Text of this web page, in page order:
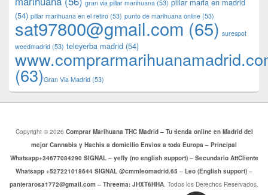
gran via pillar marihuana (53)
(54) pillar marihuana en el retiro (53) punto de marihuana online (53)
sat97800@gmail.com (65) surespot
weedmadrid (53) teleyerba madrid (54)
(63)​​Gran Via Madrid (53)
Copyright © 2026 Comprar Marihuana THC Madrid – Tu tienda online en Madrid del
mejor Cannabis y Hachis a domicilio Envios a toda Europa – Principal
Whatsapp+34677084290 SIGNAL – yeffy (no english support) – Secundario AttCliente
Whatsapp +527221018644 SIGNAL @cmmleomadrid.65 – Leo (English support) –
panterarosa1772@gmail.com – Threema: JHXT6HHA. Todos los Derechos Reservados.